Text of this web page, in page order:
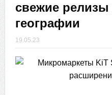
свежие
географии
19.05.23